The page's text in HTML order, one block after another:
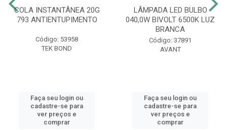
COLA INSTANTÂNEA 20G
793 ANTIENTUPIMENTO
Código: 53958
TEK BOND
Faça seu login ou
cadastre-se para
ver preços e
comprar
LÂMPADA LED BULBO
040,0W BIVOLT 6500K LUZ
BRANCA
Código: 37891
AVANT
Faça seu login ou
cadastre-se para
ver preços e
comprar